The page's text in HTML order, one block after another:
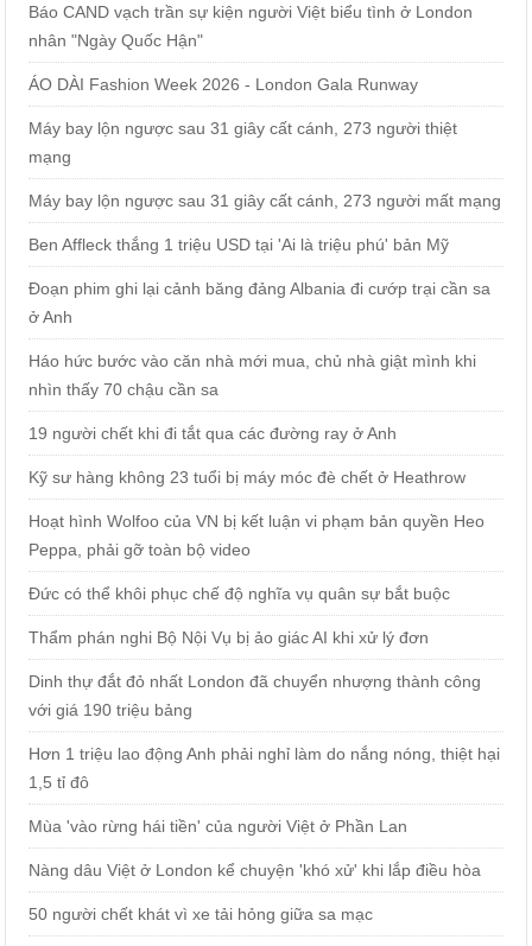
Báo CAND vạch trần sự kiện người Việt biểu tình ở London
nhân "Ngày Quốc Hận"
ÁO DÀI Fashion Week 2026 - London Gala Runway
Máy bay lộn ngược sau 31 giây cất cánh, 273 người thiệt
mạng
Máy bay lộn ngược sau 31 giây cất cánh, 273 người mất mạng
Ben Affleck thắng 1 triệu USD tại 'Ai là triệu phú' bản Mỹ
Đoạn phim ghi lại cảnh băng đảng Albania đi cướp trại cần sa
ở Anh
Háo hức bước vào căn nhà mới mua, chủ nhà giật mình khi
nhìn thấy 70 chậu cần sa
19 người chết khi đi tắt qua các đường ray ở Anh
Kỹ sư hàng không 23 tuổi bị máy móc đè chết ở Heathrow
Hoạt hình Wolfoo của VN bị kết luận vi phạm bản quyền Heo
Peppa, phải gỡ toàn bộ video
Đức có thể khôi phục chế độ nghĩa vụ quân sự bắt buộc
Thẩm phán nghi Bộ Nội Vụ bị ảo giác AI khi xử lý đơn
Dinh thự đắt đỏ nhất London đã chuyển nhượng thành công
với giá 190 triệu bảng
Hơn 1 triệu lao động Anh phải nghỉ làm do nắng nóng, thiệt hại
1,5 tỉ đô
Mùa 'vào rừng hái tiền' của người Việt ở Phần Lan
Nàng dâu Việt ở London kể chuyện 'khó xử' khi lắp điều hòa
50 người chết khát vì xe tải hỏng giữa sa mạc